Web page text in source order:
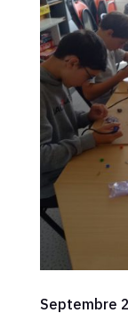
Septembre